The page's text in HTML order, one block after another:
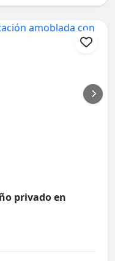
privado en